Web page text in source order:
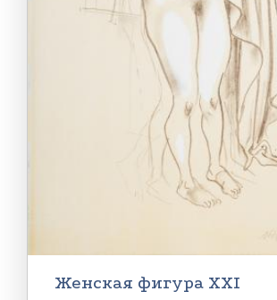
Женская фигура XXI